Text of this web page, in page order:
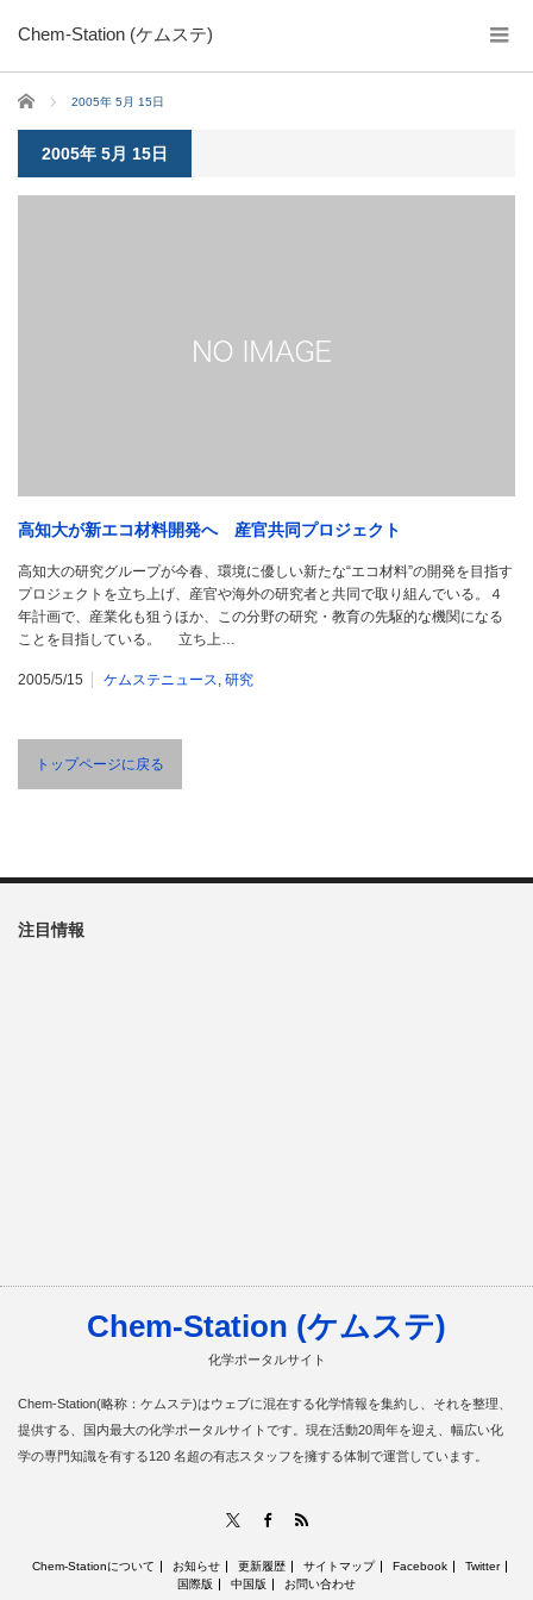
Chem-Station (ケムステ)
ホーム 2005年 5月 15日
2005年 5月 15日
高知大が新エコ材料開発へ 産官共同プロジェクト
高知大の研究グループが今春、環境に優しい新たな“エコ材料”の開発を目指す
プロジェクトを立ち上げ、産官や海外の研究者と共同で取り組んでいる。４
年計画で、産業化も狙うほか、この分野の研究・教育の先駆的な機関になる
ことを目指している。 立ち上…
2005/5/15 ケムステニュース, 研究
トップページに戻る
注目情報
Chem-Station (ケムステ)
化学ポータルサイト
Chem-Station(略称：ケムステ)はウェブに混在する化学情報を集約し、それを整理、
提供する、国内最大の化学ポータルサイトです。現在活動20周年を迎え、幅広い化
学の専門知識を有する120 名超の有志スタッフを擁する体制で運営しています。
Facebook
Chem-Stationについて お知らせ 更新履歴 サイトマップ Facebook
Twitter
国際版
中国版 お問い合わせ